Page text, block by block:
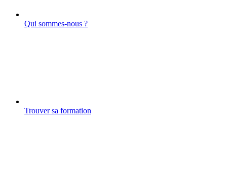
Qui sommes-nous ?
Trouver sa formation